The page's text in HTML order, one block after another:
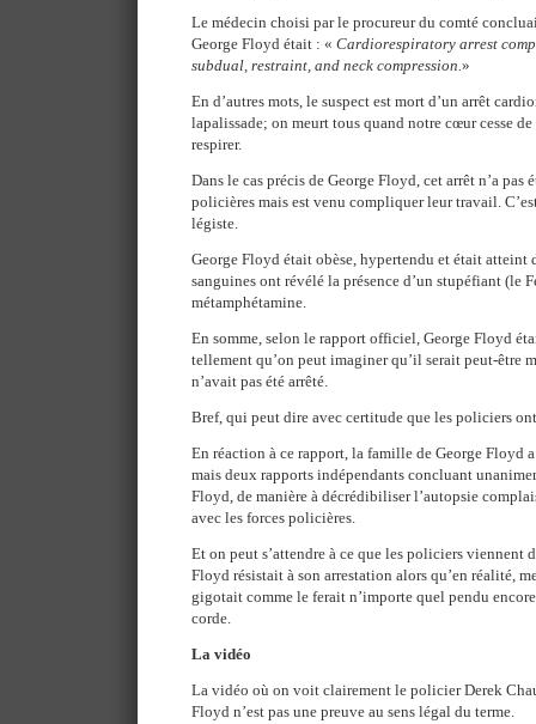
Le médecin choisi par le procureur du comté
George Floyd était : « Cardiorespiratory arrest
subdual, restraint, and neck compression.»
En d’autres mots, le suspect est mort d’un arrêt
lapalissade; on meurt tous quand notre cœur cesse de
respirer.
Dans le cas précis de George Floyd, cet arrêt n’a pas
policières mais est venu compliquer leur travail.
légiste.
George Floyd était obèse, hypertendu et était atteint
sanguines ont révélé la présence d’un stupéfiant (le
métamphétamine.
En somme, selon le rapport officiel, George Floyd
tellement qu’on peut imaginer qu’il serait peut-être
n’avait pas été arrêté.
Bref, qui peut dire avec certitude que les policiers
En réaction à ce rapport, la famille de George Floyd
mais deux rapports indépendants concluant
Floyd, de manière à décrédibiliser l’autopsie
avec les forces policières.
Et on peut s’attendre à ce que les policiers viennent
Floyd résistait à son arrestation alors qu’en réalité,
gigotait comme le ferait n’importe quel pendu
corde.
La vidéo
La vidéo où on voit clairement le policier Derek
Floyd n’est pas une preuve au sens légal du terme.